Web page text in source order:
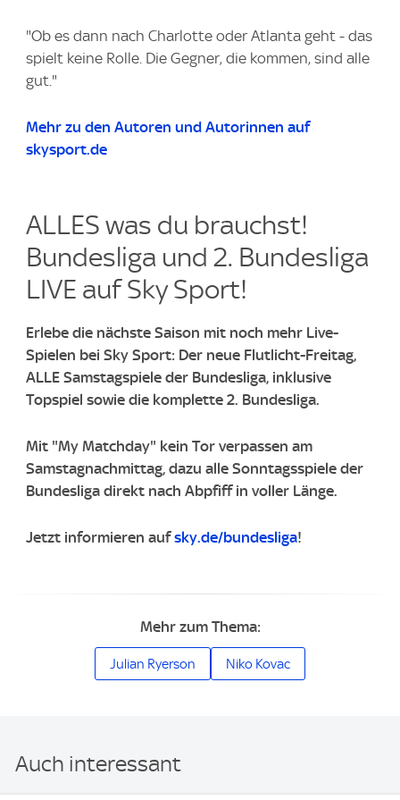
"Ob es dann nach Charlotte oder Atlanta geht - das
spielt keine Rolle. Die Gegner, die kommen, sind alle
gut."
Mehr zu den Autoren und Autorinnen auf
skysport.de
ALLES was du brauchst!
Bundesliga und 2. Bundesliga
LIVE auf Sky Sport!
Erlebe die nächste Saison mit noch mehr Live-
Spielen bei Sky Sport: Der neue Flutlicht-Freitag,
ALLE Samstagspiele der Bundesliga, inklusive
Topspiel sowie die komplette 2. Bundesliga.
Mit "My Matchday" kein Tor verpassen am
Samstagnachmittag, dazu alle Sonntagsspiele der
Bundesliga direkt nach Abpfiff in voller Länge.
Jetzt informieren aufsky.de/bundesliga!
Mehr zum Thema:
Julian Ryerson Niko Kovac
Auch interessant